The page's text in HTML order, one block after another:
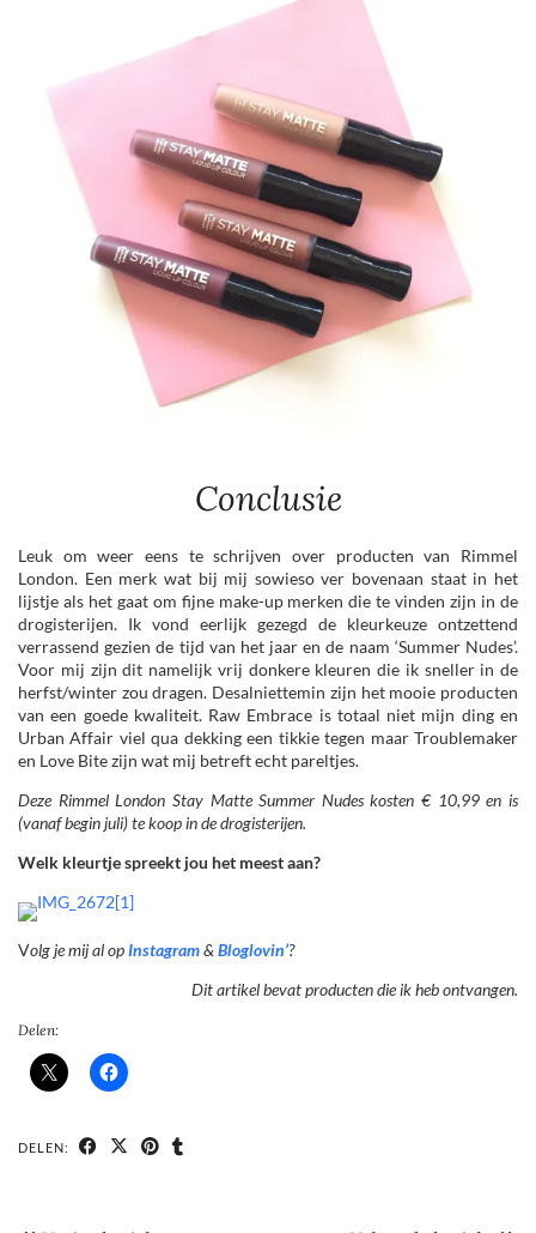
Conclusie
Leuk om weer eens te schrijven over producten van Rimmel
London. Een merk wat bij mij sowieso ver bovenaan staat in het
lijstje als het gaat om fijne make-up merken die te vinden zijn in de
drogisterijen. Ik vond eerlijk gezegd de kleurkeuze ontzettend
verrassend gezien de tijd van het jaar en de naam ‘Summer Nudes’.
Voor mij zijn dit namelijk vrij donkere kleuren die ik sneller in de
herfst/winter zou dragen. Desalniettemin zijn het mooie producten
van een goede kwaliteit. Raw Embrace is totaal niet mijn ding en
Urban Affair viel qua dekking een tikkie tegen maar Troublemaker
en Love Bite zijn wat mij betreft echt pareltjes.
Deze Rimmel London Stay Matte Summer Nudes kosten € 10,99 en is
(vanaf begin juli) te koop in de drogisterijen.
Welk kleurtje spreekt jou het meest aan?
Volg je mij al opInstagram&Bloglovin’?
Dit artikel bevat producten die ik heb ontvangen.
Delen:
DELEN: